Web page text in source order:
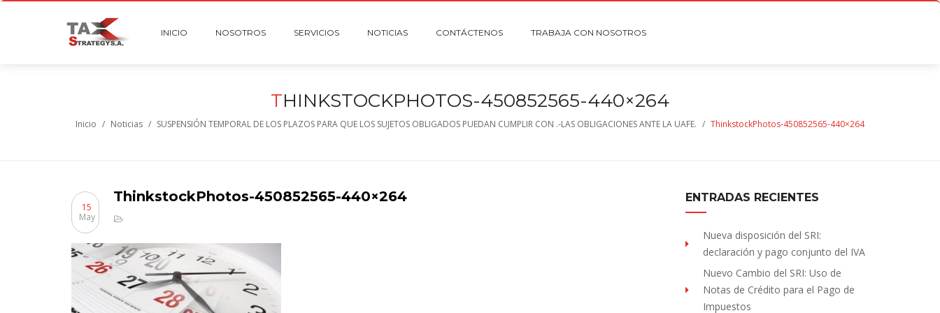
INICIO NOSOTROS SERVICIOS NOTICIAS CONTÁCTENOS TRABAJA CON NOSOTROS
THINKSTOCKPHOTOS-450852565-440×264
Inicio / Noticias / SUSPENSIÓN TEMPORAL DE LOS PLAZOS PARA QUE LOS SUJETOS OBLIGADOS PUEDAN CUMPLIR CON .-LAS OBLIGACIONES ANTE LA UAFE. / ThinkstockPhotos-450852565-440×264
ThinkstockPhotos-450852565-440×264
15
May
ENTRADAS RECIENTES
Nueva disposición del SRI:
declaración y pago conjunto del IVA
Nuevo Cambio del SRI: Uso de
Notas de Crédito para el Pago de
Impuestos